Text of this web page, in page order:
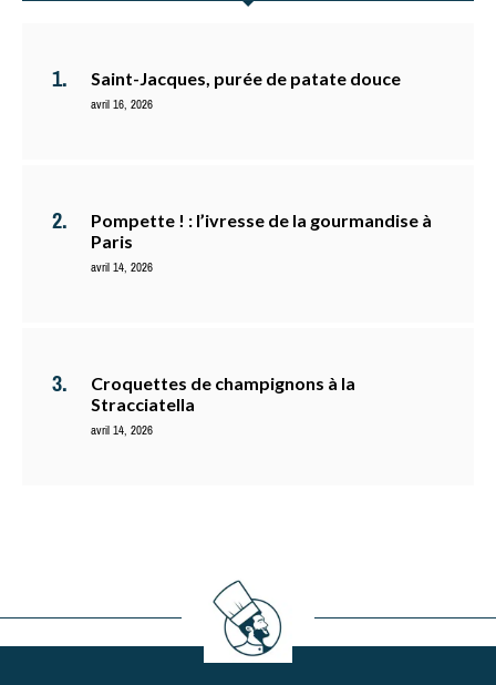
Saint-Jacques, purée de patate douce
avril 16, 2026
Pompette ! : l’ivresse de la gourmandise à
Paris
avril 14, 2026
Croquettes de champignons à la
Stracciatella
avril 14, 2026